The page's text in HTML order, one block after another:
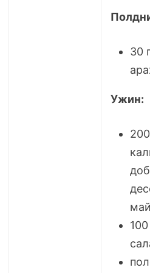
30
Ужин: